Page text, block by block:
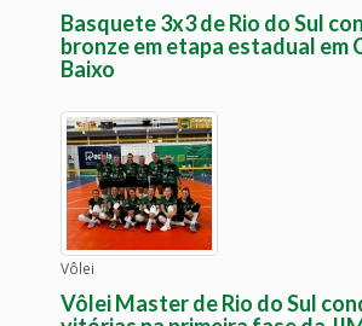
Basquete 3x3 de Rio do Sul
bronze em etapa estadual em
Baixo
Vôlei
Vôlei Master de Rio do Sul